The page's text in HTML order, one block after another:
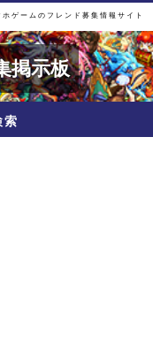
ホゲームのフレンド募集情報サイト
掲示板
索